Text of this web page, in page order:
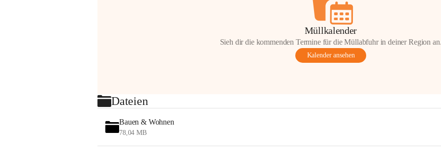
Müllkalender
Sieh dir die kommenden Termine für die Müllabfuhr in deiner Region
Kalender ansehen
Dateien
Bauen & Wohnen
78,04 MB